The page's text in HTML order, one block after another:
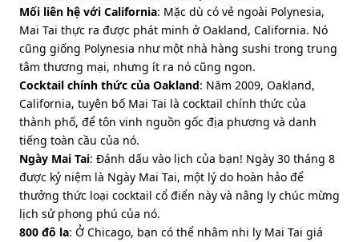
Mối liên hệ với California: Mặc dù có vẻ ngoài Polynesia,
Mai Tai thực ra được phát minh ở Oakland, California. Nó
cũng giống Polynesia như một nhà hàng sushi trong trung
tâm thương mại, nhưng ít ra nó cũng ngon.
Cocktail chính thức của Oakland: Năm 2009, Oakland,
California, tuyên bố Mai Tai là cocktail chính thức của
thành phố, để tôn vinh nguồn gốc địa phương và danh
tiếng toàn cầu của nó.
Ngày Mai Tai: Đánh dấu vào lịch của bạn! Ngày 30 tháng 8
được kỷ niệm là Ngày Mai Tai, một lý do hoàn hảo để
thưởng thức loại cocktail cổ điển này và nâng ly chúc mừng
lịch sử phong phú của nó.
800 đô la: Ở Chicago, bạn có thể nhâm nhi ly Mai Tai giá